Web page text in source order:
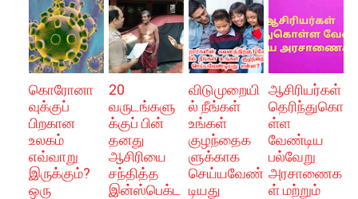
கொரோனா
வுக்குப்
பிறகான
உலகம்
எவ்வாறு
இருக்கும்?
ஒரு
20
வருடங்களு
க்குப் பின்
தனது
ஆசிரியை
சந்தித்த
இன்ஸ்பெக்ட
விடுமுறையி
ல் நீங்கள்
உங்கள்
குழந்தைக
ளுக்காக
செய்யவேண்
டியது
ஆசிரியர்கள்
தெரிந்துகொ
ள்ள
வேண்டிய
பல்வேறு
அரசாணைக
ள் மற்றும்